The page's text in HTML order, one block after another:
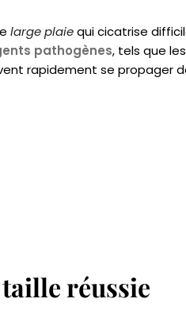
large plaiequi cicatrise
pathogènes, tels que les
rapidement se propager
réussie